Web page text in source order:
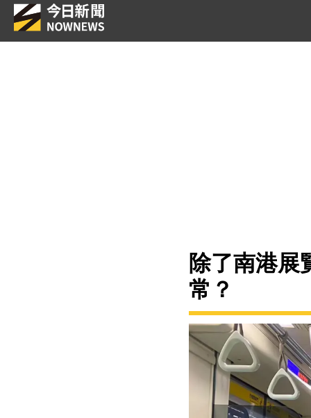
除了南港展
常？